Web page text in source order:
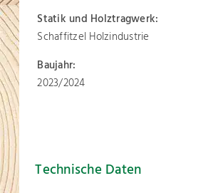
Statik und Holztragwerk:
Schaffitzel Holzindustrie
Baujahr:
2023/2024
Technische Daten